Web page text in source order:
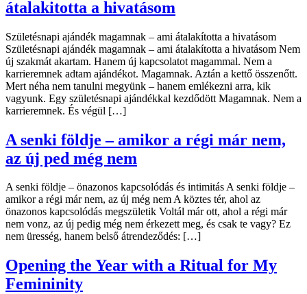
átalakitotta a hivatásom
Születésnapi ajándék magamnak – ami átalakította a hivatásom
Születésnapi ajándék magamnak – ami átalakította a hivatásom Nem
új szakmát akartam. Hanem új kapcsolatot magammal. Nem a
karrieremnek adtam ajándékot. Magamnak. Aztán a kettő összenőtt.
Mert néha nem tanulni megyünk – hanem emlékezni arra, kik
vagyunk. Egy születésnapi ajándékkal kezdődött Magamnak. Nem a
karrieremnek. És végül […]
A senki földje – amikor a régi már nem,
az új ped még nem
A senki földje – önazonos kapcsolódás és intimitás A senki földje –
amikor a régi már nem, az új még nem A köztes tér, ahol az
önazonos kapcsolódás megszületik Voltál már ott, ahol a régi már
nem vonz, az új pedig még nem érkezett meg, és csak te vagy? Ez
nem üresség, hanem belső átrendeződés: […]
Opening the Year with a Ritual for My
Femininity